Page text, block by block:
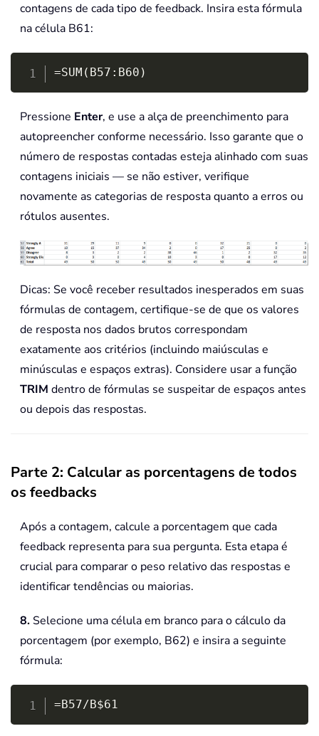
contagens de cada tipo de feedback. Insira esta fórmula
na célula B61:
=SUM(B57:B60)
Pressione Enter, e use a alça de preenchimento para
autopreencher conforme necessário. Isso garante que o
número de respostas contadas esteja alinhado com suas
contagens iniciais — se não estiver, verifique
novamente as categorias de resposta quanto a erros ou
rótulos ausentes.
Dicas: Se você receber resultados inesperados em suas
fórmulas de contagem, certifique-se de que os valores
de resposta nos dados brutos correspondam
exatamente aos critérios (incluindo maiúsculas e
minúsculas e espaços extras). Considere usar a função
TRIM dentro de fórmulas se suspeitar de espaços antes
ou depois das respostas.
Parte 2: Calcular as porcentagens de todos
os feedbacks
Após a contagem, calcule a porcentagem que cada
feedback representa para sua pergunta. Esta etapa é
crucial para comparar o peso relativo das respostas e
identificar tendências ou maiorias.
8. Selecione uma célula em branco para o cálculo da
porcentagem (por exemplo, B62) e insira a seguinte
fórmula:
=B57/B$61